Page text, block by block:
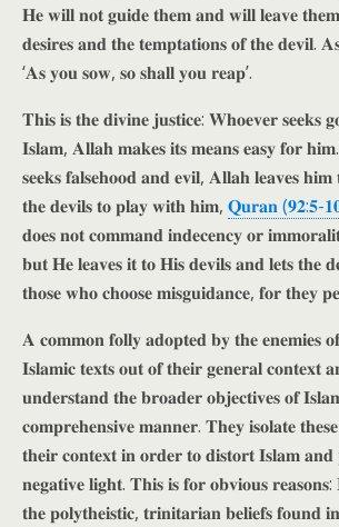
𝐇𝐞 𝐰𝐢𝐥𝐥 𝐧𝐨𝐭 𝐠𝐮𝐢𝐝𝐞 𝐭𝐡𝐞𝐦 𝐚𝐧𝐝 𝐰𝐢𝐥𝐥 𝐥𝐞𝐚𝐯𝐞 𝐭𝐡𝐞𝐦
𝐝𝐞𝐬𝐢𝐫𝐞𝐬 𝐚𝐧𝐝 𝐭𝐡𝐞 𝐭𝐞𝐦𝐩𝐭𝐚𝐭𝐢𝐨𝐧𝐬 𝐨𝐟 𝐭𝐡𝐞 𝐝𝐞𝐯𝐢𝐥.
‘𝐀𝐬 𝐲𝐨𝐮 𝐬𝐨𝐰, 𝐬𝐨 𝐬𝐡𝐚𝐥𝐥 𝐲𝐨𝐮 𝐫𝐞𝐚𝐩’.
𝐓𝐡𝐢𝐬 𝐢𝐬 𝐭𝐡𝐞 𝐝𝐢𝐯𝐢𝐧𝐞 𝐣𝐮𝐬𝐭𝐢𝐜𝐞: 𝐖𝐡𝐨𝐞𝐯𝐞𝐫 𝐬𝐞𝐞𝐤𝐬
𝐈𝐬𝐥𝐚𝐦, 𝐀𝐥𝐥𝐚𝐡 𝐦𝐚𝐤𝐞𝐬 𝐢𝐭𝐬 𝐦𝐞𝐚𝐧𝐬 𝐞𝐚𝐬𝐲 𝐟𝐨𝐫
𝐬𝐞𝐞𝐤𝐬 𝐟𝐚𝐥𝐬𝐞𝐡𝐨𝐨𝐝 𝐚𝐧𝐝 𝐞𝐯𝐢𝐥, 𝐀𝐥𝐥𝐚𝐡 𝐥𝐞𝐚𝐯𝐞𝐬
𝐭𝐡𝐞 𝐝𝐞𝐯𝐢𝐥𝐬 𝐭𝐨 𝐩𝐥𝐚𝐲 𝐰𝐢𝐭𝐡 𝐡𝐢𝐦, 𝐐𝐮𝐫𝐚𝐧 (𝟗𝟐:𝟓-
𝐝𝐨𝐞𝐬 𝐧𝐨𝐭 𝐜𝐨𝐦𝐦𝐚𝐧𝐝 𝐢𝐧𝐝𝐞𝐜𝐞𝐧𝐜𝐲 𝐨𝐫
𝐛𝐮𝐭 𝐇𝐞 𝐥𝐞𝐚𝐯𝐞𝐬 𝐢𝐭 𝐭𝐨 𝐇𝐢𝐬 𝐝𝐞𝐯𝐢𝐥𝐬 𝐚𝐧𝐝 𝐥𝐞𝐭𝐬 𝐭𝐡𝐞
𝐭𝐡𝐨𝐬𝐞 𝐰𝐡𝐨 𝐜𝐡𝐨𝐨𝐬𝐞 𝐦𝐢𝐬𝐠𝐮𝐢𝐝𝐚𝐧𝐜𝐞, 𝐟𝐨𝐫 𝐭𝐡𝐞𝐲
𝐀 𝐜𝐨𝐦𝐦𝐨𝐧 𝐟𝐨𝐥𝐥𝐲 𝐚𝐝𝐨𝐩𝐭𝐞𝐝 𝐛𝐲 𝐭𝐡𝐞 𝐞𝐧𝐞𝐦𝐢𝐞𝐬 𝐨𝐟
𝐈𝐬𝐥𝐚𝐦𝐢𝐜 𝐭𝐞𝐱𝐭𝐬 𝐨𝐮𝐭 𝐨𝐟 𝐭𝐡𝐞𝐢𝐫 𝐠𝐞𝐧𝐞𝐫𝐚𝐥 𝐜𝐨𝐧𝐭𝐞𝐱𝐭
𝐮𝐧𝐝𝐞𝐫𝐬𝐭𝐚𝐧𝐝 𝐭𝐡𝐞 𝐛𝐫𝐨𝐚𝐝𝐞𝐫 𝐨𝐛𝐣𝐞𝐜𝐭𝐢𝐯𝐞𝐬 𝐨𝐟
𝐜𝐨𝐦𝐩𝐫𝐞𝐡𝐞𝐧𝐬𝐢𝐯𝐞 𝐦𝐚𝐧𝐧𝐞𝐫. 𝐓𝐡𝐞𝐲 𝐢𝐬𝐨𝐥𝐚𝐭𝐞 𝐭𝐡𝐞𝐬𝐞
𝐭𝐡𝐞𝐢𝐫 𝐜𝐨𝐧𝐭𝐞𝐱𝐭 𝐢𝐧 𝐨𝐫𝐝𝐞𝐫 𝐭𝐨 𝐝𝐢𝐬𝐭𝐨𝐫𝐭 𝐈𝐬𝐥𝐚𝐦 𝐚𝐧𝐝
𝐧𝐞𝐠𝐚𝐭𝐢𝐯𝐞 𝐥𝐢𝐠𝐡𝐭. 𝐓𝐡𝐢𝐬 𝐢𝐬 𝐟𝐨𝐫 𝐨𝐛𝐯𝐢𝐨𝐮𝐬
𝐭𝐡𝐞 𝐩𝐨𝐥𝐲𝐭𝐡𝐞𝐢𝐬𝐭𝐢𝐜, 𝐭𝐫𝐢𝐧𝐢𝐭𝐚𝐫𝐢𝐚𝐧 𝐛𝐞𝐥𝐢𝐞𝐟𝐬 𝐟𝐨𝐮𝐧𝐝